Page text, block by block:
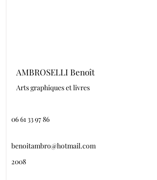
AMBROSELLI Benoît
Arts graphiques et livres
06 61 33 97 86
benoitambro@hotmail.com
2008